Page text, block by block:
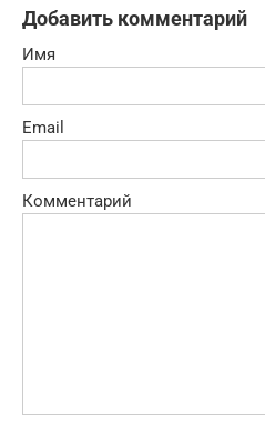
Добавить комментарий
Имя
Email
Комментарий